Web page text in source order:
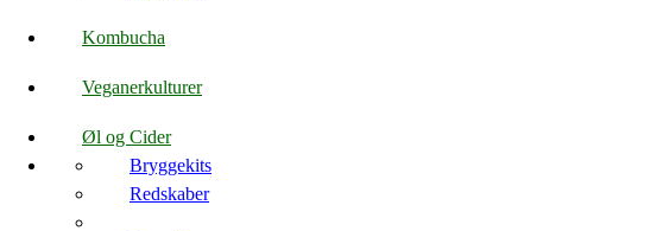
Kombucha
Veganerkulturer
Øl og Cider
Bryggekits
Redskaber